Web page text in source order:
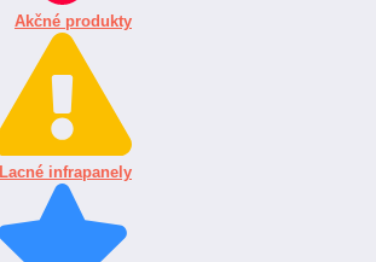
Akčné produkty
Lacné infrapanely